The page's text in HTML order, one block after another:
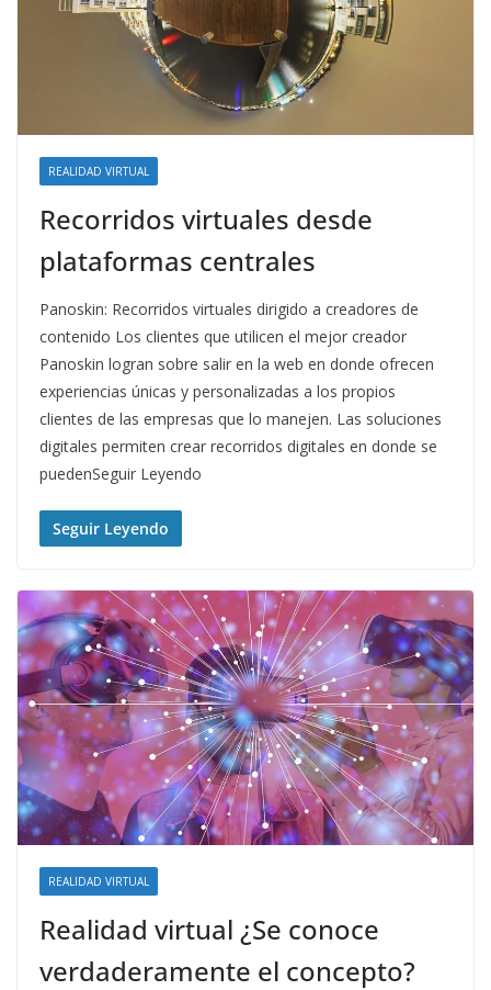
REALIDAD VIRTUAL
Recorridos virtuales desde
plataformas centrales
Panoskin: Recorridos virtuales dirigido a creadores de
contenido Los clientes que utilicen el mejor creador
Panoskin logran sobre salir en la web en donde ofrecen
experiencias únicas y personalizadas a los propios
clientes de las empresas que lo manejen. Las soluciones
digitales permiten crear recorridos digitales en donde se
puedenSeguir Leyendo
Seguir Leyendo
REALIDAD VIRTUAL
Realidad virtual ¿Se conoce
verdaderamente el concepto?